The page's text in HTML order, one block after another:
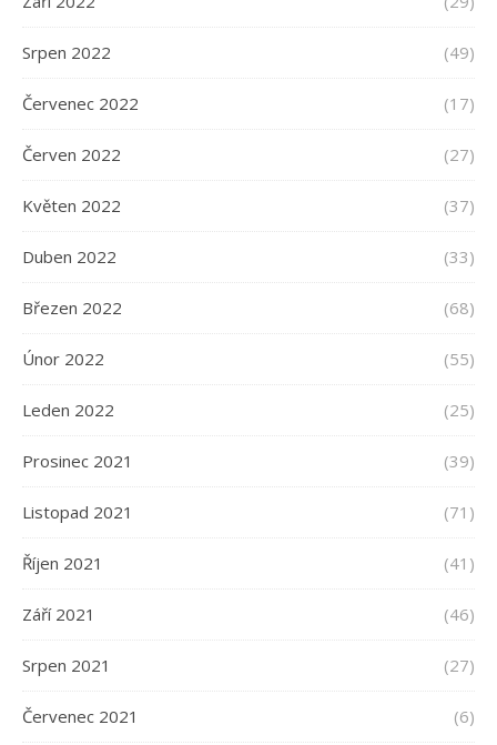
Srpen 2022 (49)
Červenec 2022 (17)
Červen 2022 (27)
Květen 2022 (37)
Duben 2022 (33)
Březen 2022 (68)
Únor 2022 (55)
Leden 2022 (25)
Prosinec 2021 (39)
Listopad 2021 (71)
Říjen 2021 (41)
Září 2021 (46)
Srpen 2021 (27)
Červenec 2021 (6)